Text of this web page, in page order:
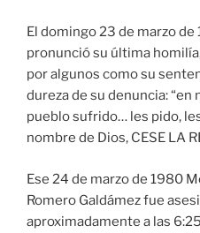
El domingo 23 de marzo
pronunció su última
por algunos como su
dureza de su denuncia:
pueblo sufrido… les pido,
nombre de Dios, CESE LA
Ese 24 de marzo de 1980
Romero Galdámez fue
aproximadamente a las